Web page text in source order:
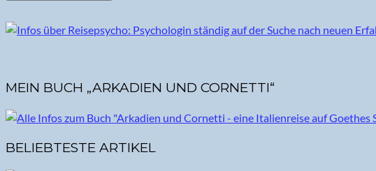
MEIN BUCH „ARKADIEN UND CORNETTI“
BELIEBTESTE ARTIKEL